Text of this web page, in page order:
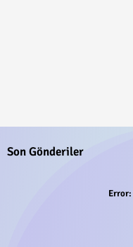
Son Gönderiler
Error: